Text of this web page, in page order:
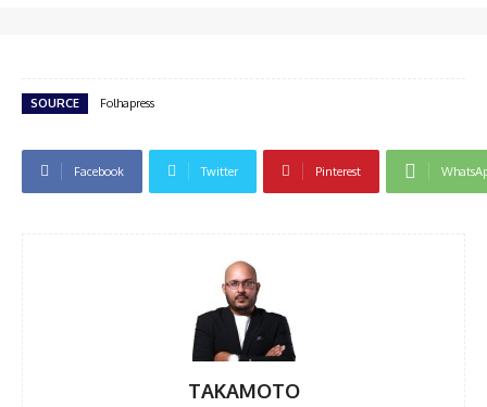
SOURCE Folhapress
Facebook Twitter Pinterest
TAKAMOTO